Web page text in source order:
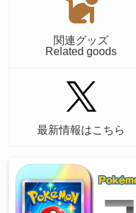
関連グッズ
Related goods
最新情報はこちら